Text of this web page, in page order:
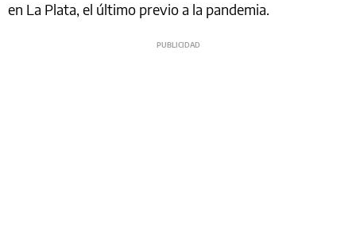
en La Plata, el último previo a la pandemia.